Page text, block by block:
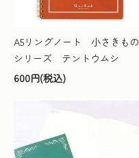
A5リングノート 小さきもの
シリーズ テントウムシ
600円(税込)